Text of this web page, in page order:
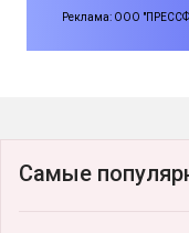
Реклама: ООО
Самые